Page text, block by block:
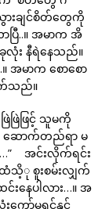
ားချင်စိတ်တွေကို
ြီ..။ အမာက အိ
း နီရဲနေသည်။
။ အမာက စောစော
သည်။
ဖြဲဖြင့် သူမကို
ဆောက်တည်ရာ မ
…” အင်းလိုက်ရင်း
စူးစမ်းလျှက်
နေပါလား…။ အ
ကော်မရှင်နှင့်